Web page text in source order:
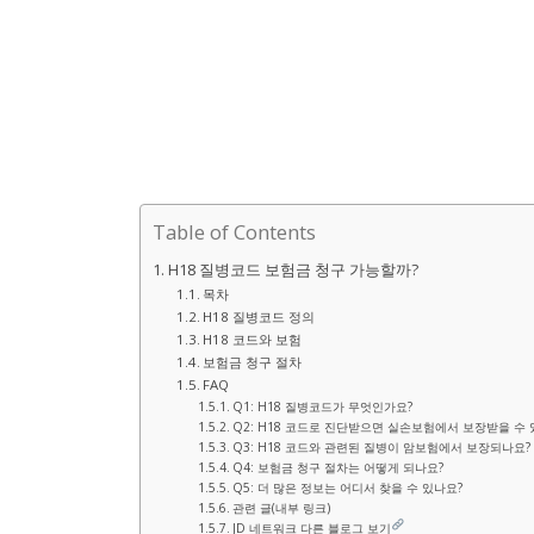
Table of Contents
H18 질병코드 보험금 청구 가능할까?
목차
H18 질병코드 정의
H18 코드와 보험
보험금 청구 절차
FAQ
Q1: H18 질병코드가 무엇인가요?
Q2: H18 코드로 진단받으면 실손보험에서 보장받을 수
Q3: H18 코드와 관련된 질병이 암보험에서 보장되나요?
Q4: 보험금 청구 절차는 어떻게 되나요?
Q5: 더 많은 정보는 어디서 찾을 수 있나요?
관련 글(내부 링크)
JD 네트워크 다른 블로그 보기